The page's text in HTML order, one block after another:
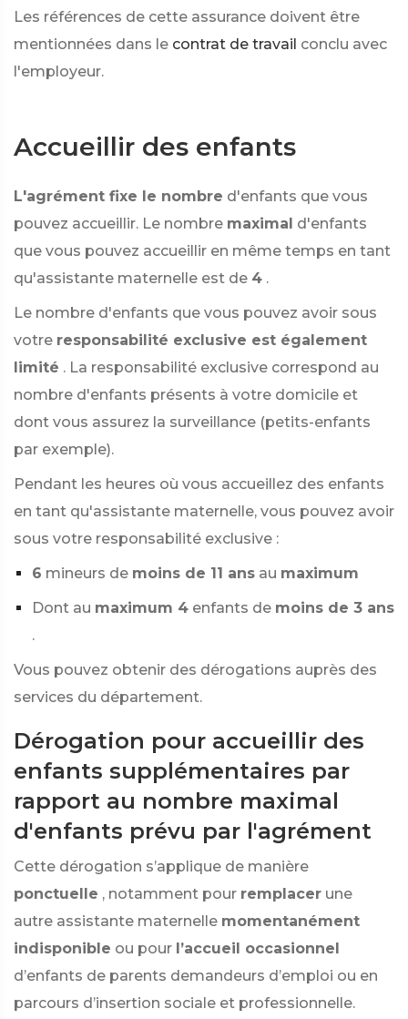
Les références de cette assurance doivent être
mentionnées dans le contrat de travail conclu avec
l'employeur.
Accueillir des enfants
L'agrément fixe le nombre d'enfants que vous
pouvez accueillir. Le nombre maximal d'enfants
que vous pouvez accueillir en même temps en tant
qu'assistante maternelle est de 4 .
Le nombre d'enfants que vous pouvez avoir sous
votre responsabilité exclusive est également
limité . La responsabilité exclusive correspond au
nombre d'enfants présents à votre domicile et
dont vous assurez la surveillance (petits-enfants
par exemple).
Pendant les heures où vous accueillez des enfants
en tant qu'assistante maternelle, vous pouvez avoir
sous votre responsabilité exclusive :
6 mineurs de moins de 11 ans au maximum
Dont au maximum 4 enfants de moins de 3 ans
.
Vous pouvez obtenir des dérogations auprès des
services du département.
Dérogation pour accueillir des
enfants supplémentaires par
rapport au nombre maximal
d'enfants prévu par l'agrément
Cette dérogation s’applique de manière
ponctuelle , notamment pour remplacer une
autre assistante maternelle momentanément
indisponible ou pour l’accueil occasionnel
d’enfants de parents demandeurs d’emploi ou en
parcours d’insertion sociale et professionnelle.